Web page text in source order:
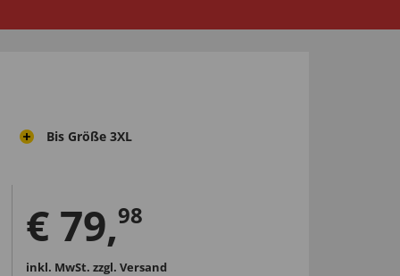
Bis Größe 3XL
€ 79,98
inkl. MwSt. zzgl. Versand